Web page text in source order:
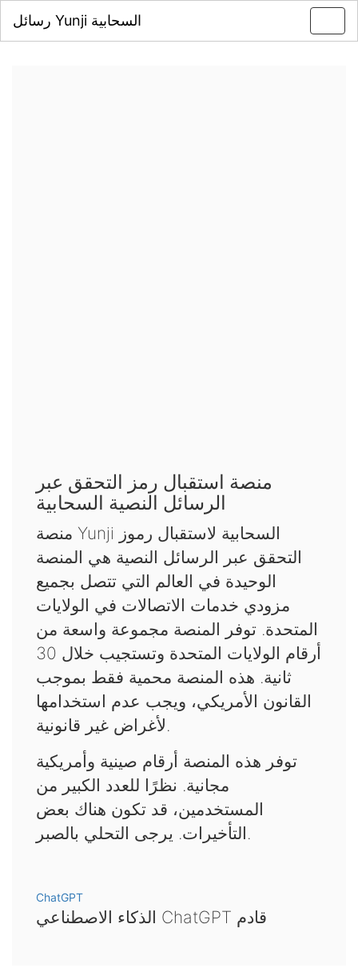
رسائل Yunji السحابية
منصة استقبال رمز التحقق عبر
الرسائل النصية السحابية
منصة Yunji السحابية لاستقبال رموز
التحقق عبر الرسائل النصية هي المنصة
الوحيدة في العالم التي تتصل بجميع
مزودي خدمات الاتصالات في الولايات
المتحدة. توفر المنصة مجموعة واسعة من
أرقام الولايات المتحدة وتستجيب خلال 30
ثانية. هذه المنصة محمية فقط بموجب
القانون الأمريكي، ويجب عدم استخدامها
لأغراض غير قانونية.
توفر هذه المنصة أرقام صينية وأمريكية
مجانية. نظرًا للعدد الكبير من
المستخدمين، قد تكون هناك بعض
التأخيرات. يرجى التحلي بالصبر.
ChatGPT
الذكاء الاصطناعي ChatGPT قادم